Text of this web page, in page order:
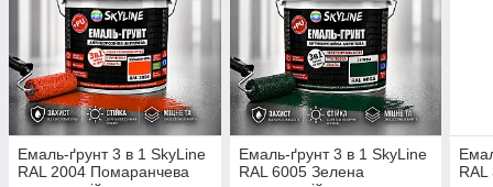
Емаль-ґрунт 3 в 1 SkyLine
RAL 2004 Помаранчева
Емаль-ґрунт 3 в 1 SkyLine
RAL 6005 Зелена